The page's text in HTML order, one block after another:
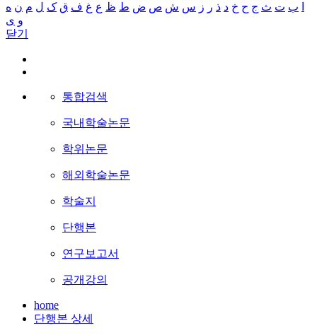
ب ت ث ج ح خ د ذ ر ز س ش ص ض ط ظ ع غ ف ق ک ل م ن ه
و ی
닫기
통합검색
국내학술논문
학위논문
해외학술논문
학술지
단행본
연구보고서
공개강의
home
단행본 상세